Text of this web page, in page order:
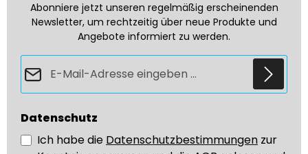
Abonniere jetzt unseren regelmäßig erscheinenden
Newsletter, um rechtzeitig über neue Produkte und
Angebote informiert zu werden.
Datenschutz
Ich habe die Datenschutzbestimmungen zur